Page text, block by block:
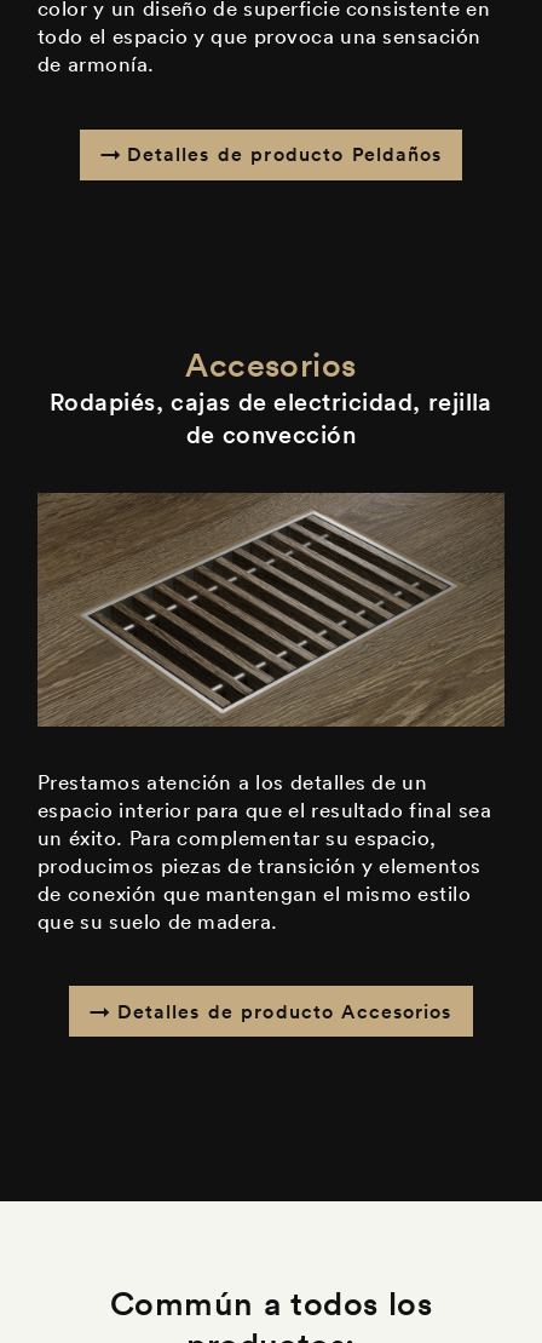
color y un diseño de superficie consistente en
todo el espacio y que provoca una sensación
de armonía.
Detalles de producto Peldaños
Accesorios
Rodapiés, cajas de electricidad, rejilla
de convección
Prestamos atención a los detalles de un
espacio interior para que el resultado final sea
un éxito. Para complementar su espacio,
producimos piezas de transición y elementos
de conexión que mantengan el mismo estilo
que su suelo de madera.
Detalles de producto Accesorios
Commún a todos los